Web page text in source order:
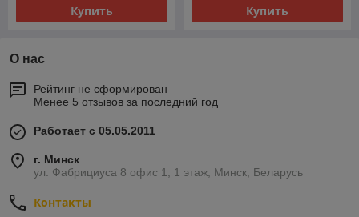
Купить Купить
О нас
Рейтинг не сформирован
Менее 5 отзывов за последний год
Работает с 05.05.2011
г. Минск
ул. Фабрициуса 8 офис 1, 1 этаж, Минск, Беларусь
Контакты